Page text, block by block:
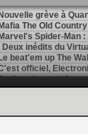
Deux inédits du
beat'em up The
Legend 2 :
Le WebKit